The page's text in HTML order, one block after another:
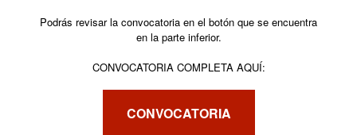
Podrás revisar la convocatoria en el botón que se encuentra
en la parte inferior.
CONVOCATORIA COMPLETA AQUÍ:
CONVOCATORIA